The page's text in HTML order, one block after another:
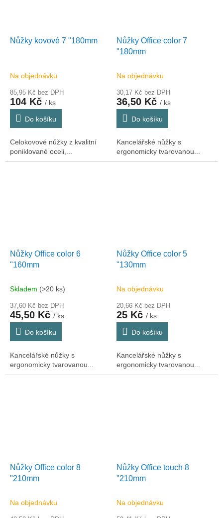
Nůžky kovové 7 "180mm
Na objednávku
85,95 Kč bez DPH
104 Kč / ks
Do košíku
Celokovové nůžky z kvalitní
poniklované oceli,...
Nůžky Office color 7
"180mm
Na objednávku
30,17 Kč bez DPH
36,50 Kč / ks
Do košíku
Kancelářské nůžky s
ergonomicky tvarovanou...
Nůžky Office color 6
"160mm
Skladem (>20 ks)
37,60 Kč bez DPH
45,50 Kč / ks
Do košíku
Kancelářské nůžky s
ergonomicky tvarovanou...
Nůžky Office color 5
"130mm
Na objednávku
20,66 Kč bez DPH
25 Kč / ks
Do košíku
Kancelářské nůžky s
ergonomicky tvarovanou...
Nůžky Office color 8
"210mm
Na objednávku
Nůžky Office touch 8
"210mm
Na objednávku